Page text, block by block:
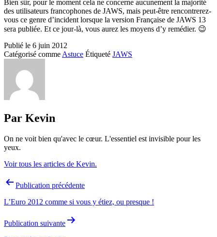
Bien sûr, pour le moment cela ne concerne aucunement la majorité
des utilisateurs francophones de JAWS, mais peut-être rencontrerez-
vous ce genre d’incident lorsque la version Française de JAWS 13
sera publiée. Et ce jour-là, vous aurez les moyens d’y remédier. 😉
Publié le 6 juin 2012
Catégorisé comme Astuce Étiqueté JAWS
Par Kevin
On ne voit bien qu'avec le cœur. L'essentiel est invisible pour les
yeux.
Voir tous les articles de Kevin.
Navigation
l’article
Publication précédente
L’Euro 2012 comme si vous y étiez, ou presque !
Publication suivante